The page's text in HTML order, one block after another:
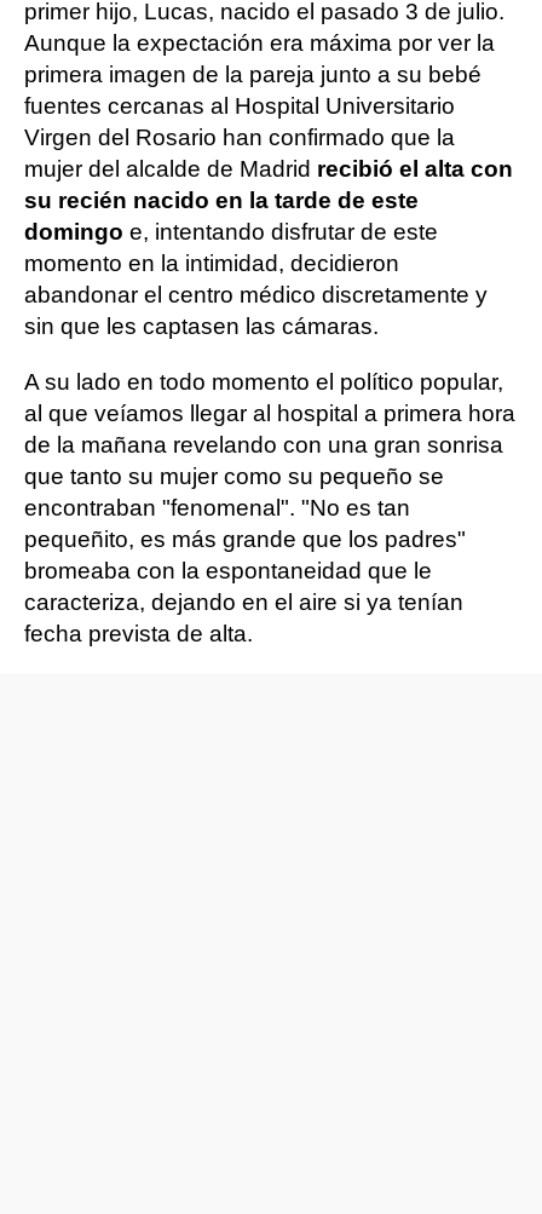
primer hijo, Lucas, nacido el pasado 3 de julio.
Aunque la expectación era máxima por ver la
primera imagen de la pareja junto a su bebé
fuentes cercanas al Hospital Universitario
Virgen del Rosario han confirmado que la
mujer del alcalde de Madrid recibió el alta con
su recién nacido en la tarde de este
domingo e, intentando disfrutar de este
momento en la intimidad, decidieron
abandonar el centro médico discretamente y
sin que les captasen las cámaras.
A su lado en todo momento el político popular,
al que veíamos llegar al hospital a primera hora
de la mañana revelando con una gran sonrisa
que tanto su mujer como su pequeño se
encontraban "fenomenal". "No es tan
pequeñito, es más grande que los padres"
bromeaba con la espontaneidad que le
caracteriza, dejando en el aire si ya tenían
fecha prevista de alta.